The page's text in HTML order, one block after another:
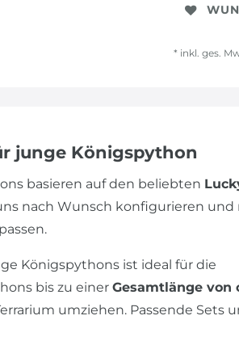
* inkl. ges.
junge Königspython
basieren auf den beliebten
nach Wunsch konfigurieren und
Königspythons ist ideal für die
bis zu einer Gesamtlänge von
umziehen. Passende Sets